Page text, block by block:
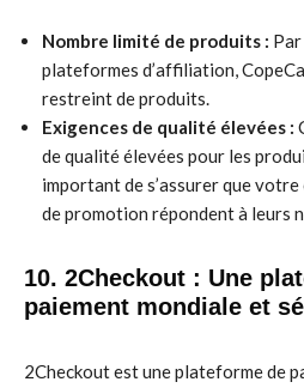
Nombre limité de produits :
plateformes d’affiliation,
restreint de produits.
Exigences de qualité élevées :
de qualité élevées pour les
important de s’assurer que
de promotion répondent à leurs
10. 2Checkout : Une
paiement mondiale et
2Checkout est une plateforme de